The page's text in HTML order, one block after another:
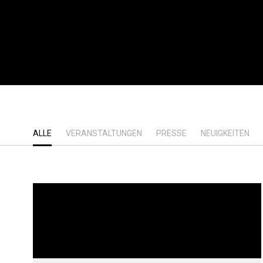
ALLE VERANSTALTUNGEN PRESSE NEUIGKEITEN